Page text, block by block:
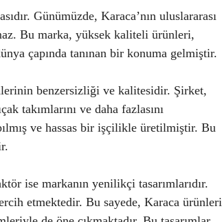
Günümüzde, Karaca’nın uluslararası
Bu marka, yüksek kaliteli ürünleri,
çapında tanınan bir konuma gelmiştir.
benzersizliği ve kalitesidir. Şirket,
takımlarını ve daha fazlasını
ve hassas bir işçilikle üretilmiştir. Bu
ise markanın yenilikçi tasarımlarıdır.
etmektedir. Bu sayede, Karaca ürünleri